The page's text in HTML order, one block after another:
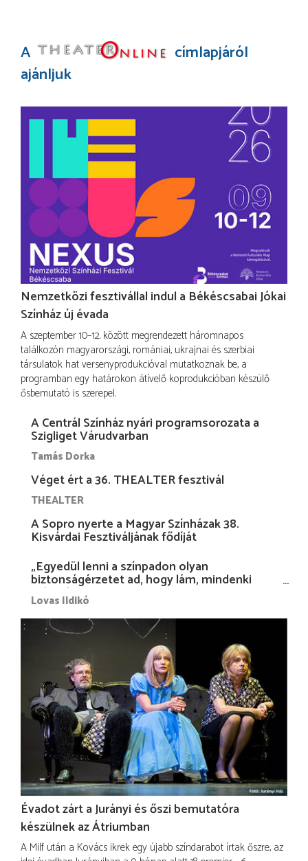
A
címlapjáról
ajánljuk
Nemzetközi fesztivállal indul a Békéscsabai Jókai
Színház új évada
A szeptember 10–12. között megrendezett háromnapos
találkozón magyarországi, romániai, ukrajnai és szerbiai
társulatok hat versenyprodukcióval mutatkoznak be, a
programban egy határokon átívelő koprodukcióban készülő
ősbemutató is szerepel.
A Centrál Színház nyári programsorozata a
Szigliget Várudvarban
Tamás Dorka
Véget ért a 36. THEALTER fesztivál
THEALTER
A Sopro nyerte a Magyar Színházak 38.
Kisvárdai Fesztiváljának fődíját
„Egyedül lenni a színpadon olyan
biztonságérzetet ad, hogy lám, mindenki
más nélkül is megvagyok magammal…”
Lovas Ildikó
Évadot zárt a Jurányi és őszi bemutatóra
készülnek az Átriumban
A Milf után a Kovács ikrek egy újabb színdarabot írtak őszre, az